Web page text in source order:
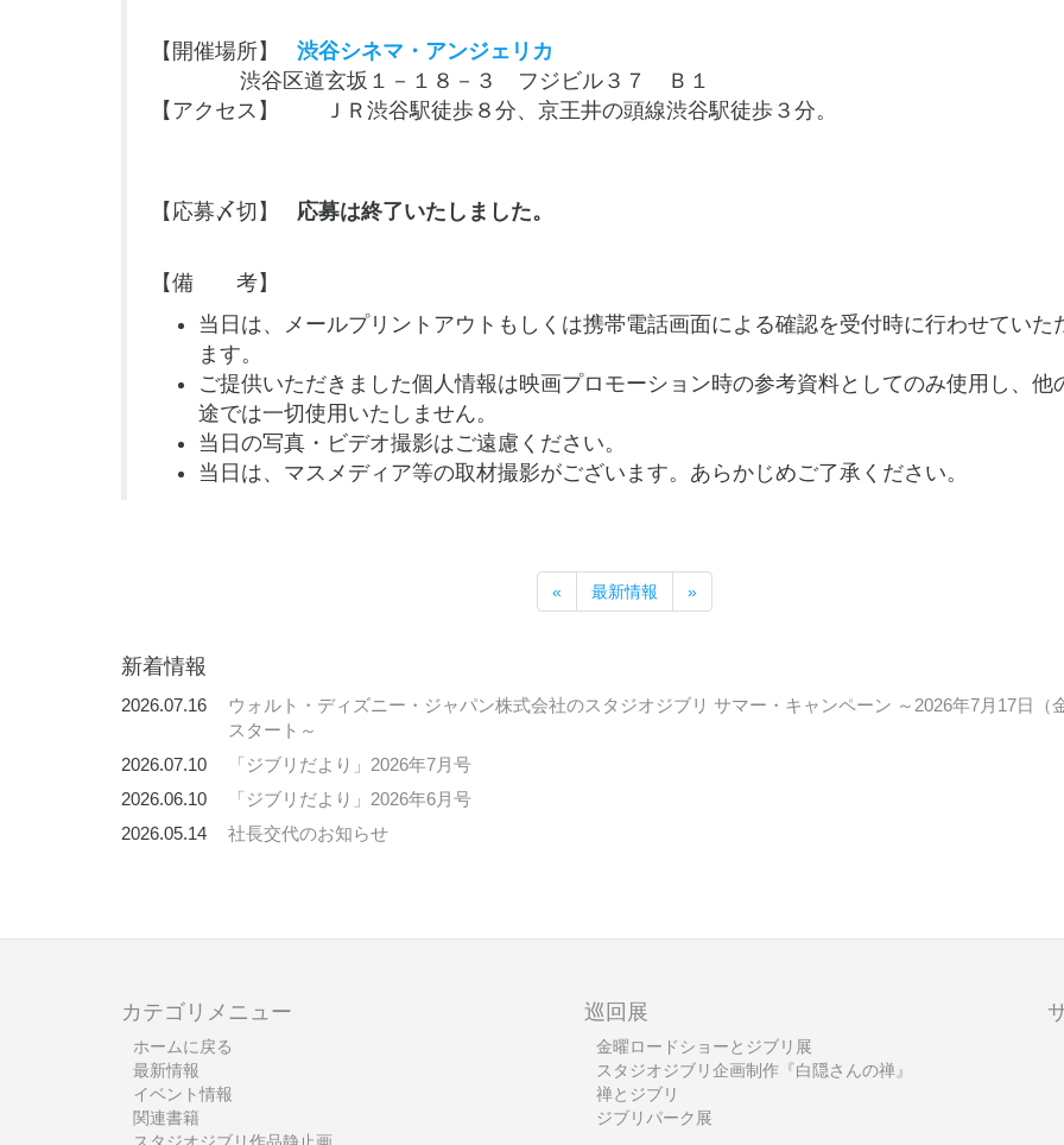
【開催場所】 渋谷シネマ・アンジェリカ
渋谷区道玄坂１－１８－３ フジビル３７ Ｂ１
【アクセス】 ＪＲ渋谷駅徒歩８分、京王井の頭線渋谷駅徒歩３分。
【応募〆切】 応募は終了いたしました。
【備 考】
当日は、メールプリントアウトもしくは携帯電話画面による確認を受付時に行わせていた
ます。
ご提供いただきました個人情報は映画プロモーション時の参考資料としてのみ使用し、他
途では一切使用いたしません。
当日の写真・ビデオ撮影はご遠慮ください。
当日は、マスメディア等の取材撮影がございます。あらかじめご了承ください。
« 最新情報 »
新着情報
2026.07.16
ウォルト・ディズニー・ジャパン株式会社のスタジオジブリ サマー・キャンペーン ～2026年7月17日（
スタート～
2026.07.10
「ジブリだより」2026年7月号
2026.06.10
「ジブリだより」2026年6月号
2026.05.14
社長交代のお知らせ
カテゴリメニュー
ホームに戻る
最新情報
イベント情報
関連書籍
巡回展
金曜ロードショーとジブリ展
スタジオジブリ企画制作『白隠さんの禅』
禅とジブリ
ジブリパーク展